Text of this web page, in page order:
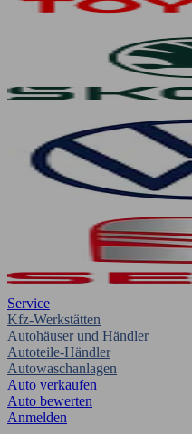
Service
Kfz-Werkstätten
Autohäuser und Händler
Autoteile-Händler
Autowaschanlagen
Auto verkaufen
Auto bewerten
Anmelden